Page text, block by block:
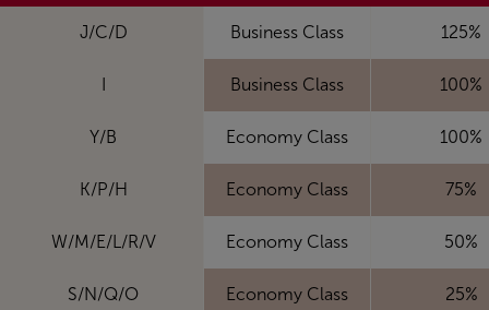
J/C/D Business Class 125%
I Business Class 100%
Y/B Economy Class 100%
K/P/H Economy Class 75%
W/M/E/L/R/V Economy Class 50%
S/N/Q/O Economy Class 25%